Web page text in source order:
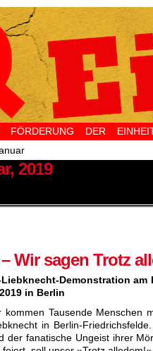
DER
2019
Wir sagen Trotz
Demonstration
in Berlin
Tausende Menschen
in Berlin-
der fanatische Ungeist ihrer